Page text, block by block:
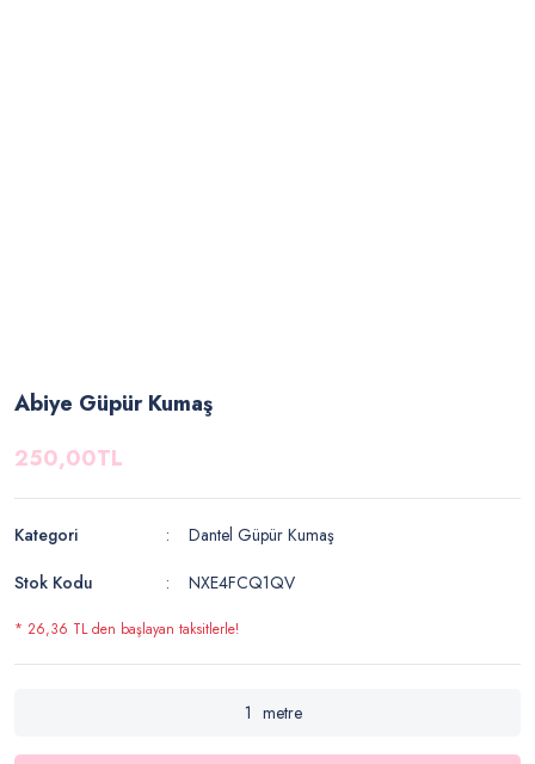
Abiye Güpür Kumaş
250,00TL
Kategori
Dantel Güpür Kumaş
Stok Kodu
NXE4FCQ1QV
* 26,36 TL den başlayan taksitlerle!
metre